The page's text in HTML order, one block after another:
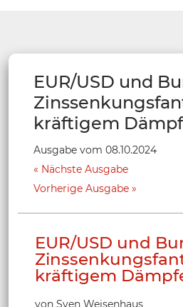
EUR/USD und
kräftigem
Ausgabe vom 08.10.2024
Nächste Ausgabe
Vorherige Ausgabe
EUR/USD und
kräftigem
von Sven Weisenhaus